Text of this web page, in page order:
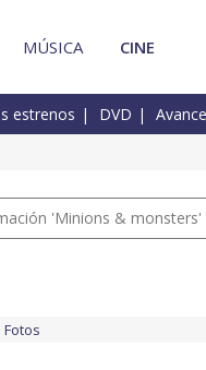
MÚSICA CINE
estrenos DVD
'Minions & monsters'
Fotos